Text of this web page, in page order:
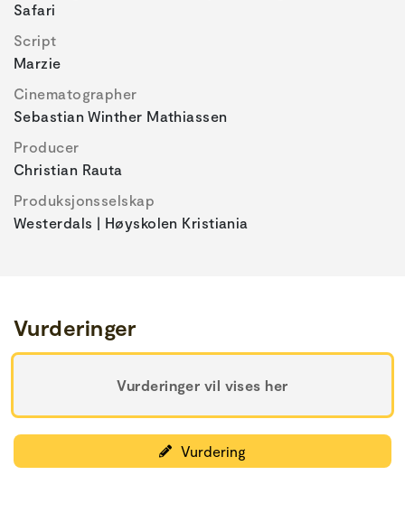
Safari
Script
Marzie
Cinematographer
Sebastian Winther Mathiassen
Producer
Christian Rauta
Produksjonsselskap
Westerdals | Høyskolen Kristiania
Vurderinger
Vurderinger vil vises her
Vurdering